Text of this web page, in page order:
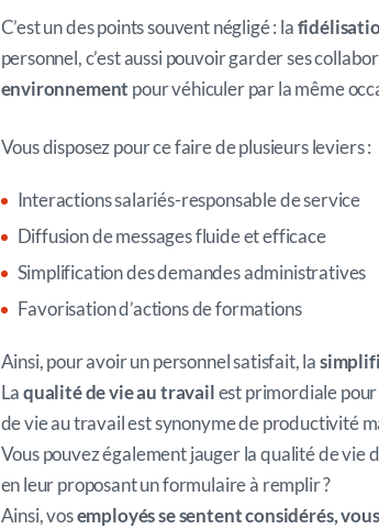
C’est un des points souvent négligé : la
personnel, c’est aussi pouvoir garder ses
environnement pour véhiculer par la même
Vous disposez pour ce faire de plusieurs leviers :
Interactions salariés-responsable de service
Diffusion de messages fluide et efficace
Simplification des demandes administratives
Favorisation d’actions de formations
Ainsi, pour avoir un personnel satisfait, la
Laqualité de vie au travailest primordiale
de vie au travail est synonyme de productivité
Vous pouvez également jauger la qualité de
en leur proposant un formulaire à remplir ?
Ainsi, vosemployés se sentent considérés,